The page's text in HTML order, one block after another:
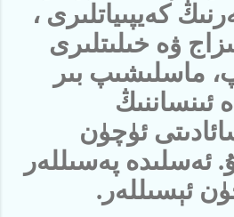
كەيپىياتلىرى ،
ۋە خىلىتلىرى
ماسلىشىپ بىر
ئىنساننىڭ
ئۈچۈن
ئەسلىدە پەسىللەر
ئېسىللەر.